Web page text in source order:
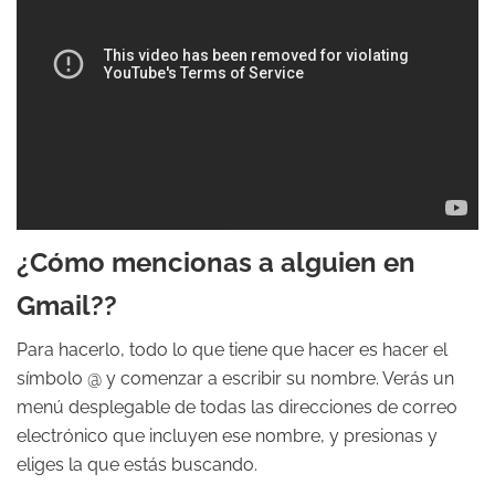
¿Cómo mencionas a alguien en
Gmail??
Para hacerlo, todo lo que tiene que hacer es hacer el
símbolo @ y comenzar a escribir su nombre. Verás un
menú desplegable de todas las direcciones de correo
electrónico que incluyen ese nombre, y presionas y
eliges la que estás buscando.